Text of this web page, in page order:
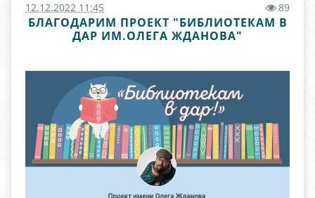
12.12.2022 11:45 89
БЛАГОДАРИМ ПРОЕКТ "БИБЛИОТЕКАМ В
ДАР ИМ.ОЛЕГА ЖДАНОВА"